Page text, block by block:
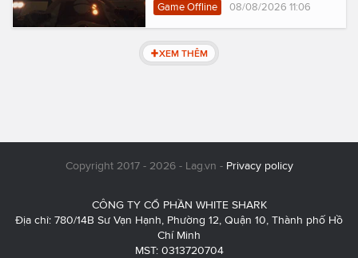
Game Offline 08/08/2026 11:06
XEM THÊM
Copyright 2017 - 2026 - Lag.vn - Privacy policy
CÔNG TY CỔ PHẦN WHITE SHARK
Địa chỉ: 780/14B Sư Vạn Hạnh, Phường 12, Quận 10, Thành phố Hồ
Chí Minh
MST: 0313720704